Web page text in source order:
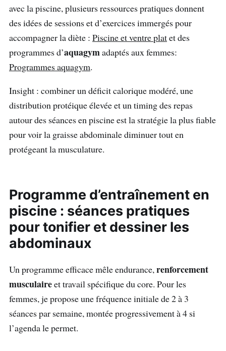
avec la piscine, plusieurs ressources pratiques donnent
des idées de sessions et d’exercices immergés pour
accompagner la diète : Piscine et ventre platet des
programmes d’aquagymadaptés aux femmes:
Programmes aquagym.
Insight : combiner un déficit calorique modéré, une
distribution protéique élevée et un timing des repas
autour des séances en piscine est la stratégie la plus fiable
pour voir la graisse abdominale diminuer tout en
protégeant la musculature.
Programme d’entraînement en
piscine : séances pratiques
pour tonifier et dessiner les
abdominaux
Un programme efficace mêle endurance,renforcement
musculaireet travail spécifique du core. Pour les
femmes, je propose une fréquence initiale de 2 à 3
séances par semaine, montée progressivement à 4 si
l’agenda le permet.